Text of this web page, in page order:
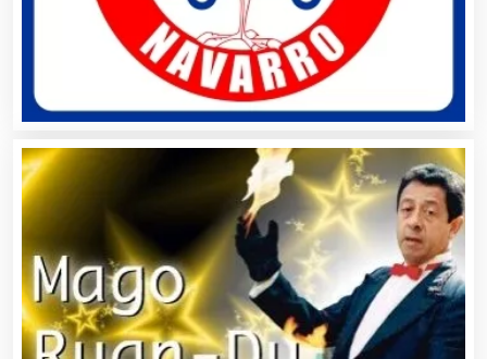
Alarmas
Albercas
Alimentos
Almacenaje